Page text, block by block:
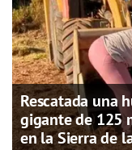
Rescatada una
gigante de 125
en la Sierra de